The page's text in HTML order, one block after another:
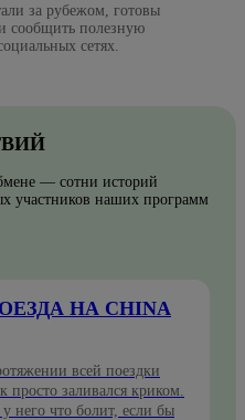
за рубежом, готовы
сообщить полезную
сетях.
— сотни историй
участников наших программ
НА CHINA
всей поездки
просто заливался криком.
него что болит, если бы